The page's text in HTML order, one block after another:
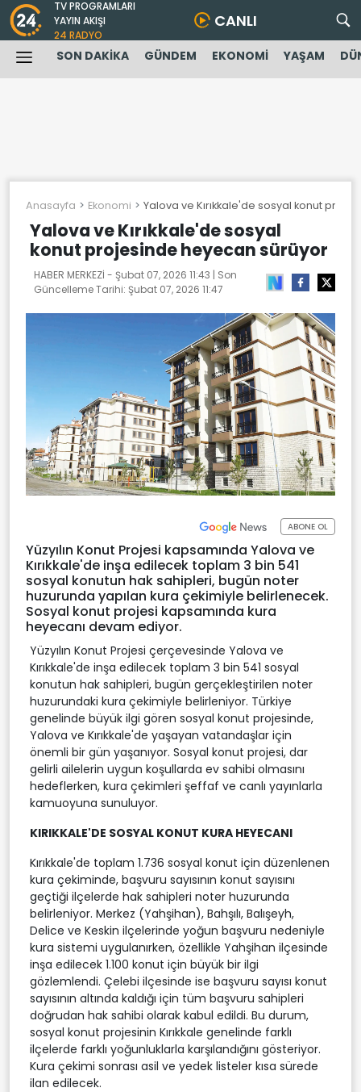
TV PROGRAMLARI
YAYIN AKIŞI
24 RADYO
CANLI
SON DAKİKA GÜNDEM EKONOMİ YAŞAM
Anasayfa Ekonomi Yalova ve Kırıkkale'de sosyal konut
Yalova ve Kırıkkale'de sosyal
konut projesinde heyecan sürüyor
HABER MERKEZİ - Şubat 07, 2026 11:43 | Son
Güncelleme Tarihi: Şubat 07, 2026 11:47
ABONE OL
Yüzyılın Konut Projesi kapsamında Yalova ve
Kırıkkale'de inşa edilecek toplam 3 bin 541
sosyal konutun hak sahipleri, bugün noter
huzurunda yapılan kura çekimiyle belirlenecek.
Sosyal konut projesi kapsamında kura
heyecanı devam ediyor.
Yüzyılın Konut Projesi çerçevesinde Yalova ve
Kırıkkale'de inşa edilecek toplam 3 bin 541 sosyal
konutun hak sahipleri, bugün gerçekleştirilen noter
huzurundaki kura çekimiyle belirleniyor. Türkiye
genelinde büyük ilgi gören sosyal konut projesinde,
Yalova ve Kırıkkale'de yaşayan vatandaşlar için
önemli bir gün yaşanıyor. Sosyal konut projesi, dar
gelirli ailelerin uygun koşullarda ev sahibi olmasını
hedeflerken, kura çekimleri şeffaf ve canlı yayınlarla
kamuoyuna sunuluyor.
KIRIKKALE'DE SOSYAL KONUT KURA HEYECANI
Kırıkkale'de toplam 1.736 sosyal konut için düzenlenen
kura çekiminde, başvuru sayısının konut sayısını
geçtiği ilçelerde hak sahipleri noter huzurunda
belirleniyor. Merkez (Yahşihan), Bahşılı, Balışeyh,
Delice ve Keskin ilçelerinde yoğun başvuru nedeniyle
kura sistemi uygulanırken, özellikle Yahşihan ilçesinde
inşa edilecek 1.100 konut için büyük bir ilgi
gözlemlendi. Çelebi ilçesinde ise başvuru sayısı konut
sayısının altında kaldığı için tüm başvuru sahipleri
doğrudan hak sahibi olarak kabul edildi. Bu durum,
sosyal konut projesinin Kırıkkale genelinde farklı
ilçelerde farklı yoğunluklarla karşılandığını gösteriyor.
Kura çekimi sonrası asil ve yedek listeler kısa sürede
ilan edilecek.